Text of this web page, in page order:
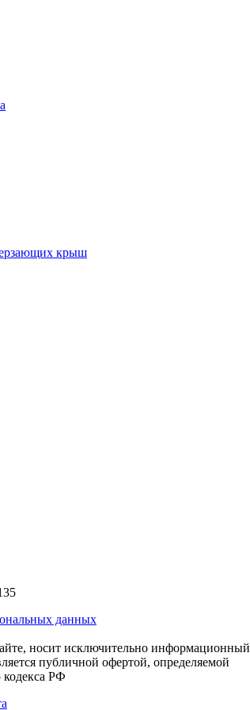
крыш
данных
носит исключительно информационный
публичной офертой, определяемой
кодекса РФ